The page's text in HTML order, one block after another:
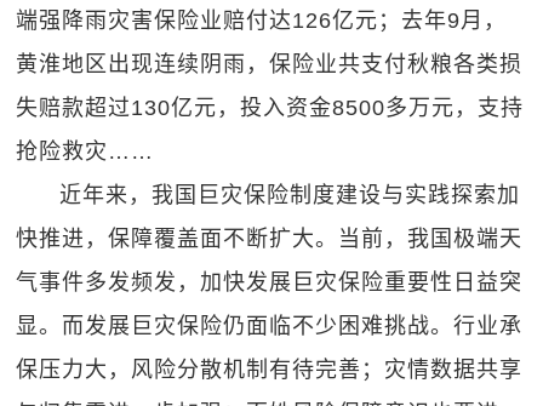
端强降雨灾害保险业赔付达126亿元；去年9月，
黄淮地区出现连续阴雨，保险业共支付秋粮各类损
失赔款超过130亿元，投入资金8500多万元，支持
抢险救灾……
近年来，我国巨灾保险制度建设与实践探索加
快推进，保障覆盖面不断扩大。当前，我国极端天
气事件多发频发，加快发展巨灾保险重要性日益突
显。而发展巨灾保险仍面临不少困难挑战。行业承
保压力大，风险分散机制有待完善；灾情数据共享